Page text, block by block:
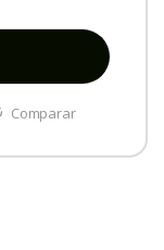
Comparar